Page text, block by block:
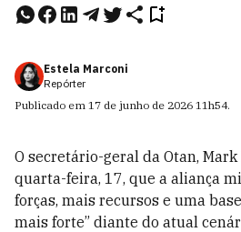
Estela Marconi
Repórter
Publicado em 17 de junho de 2026 11h54.
O secretário-geral da Otan,
quarta-feira, 17, que a aliança
forças, mais recursos e uma
mais forte” diante do atual